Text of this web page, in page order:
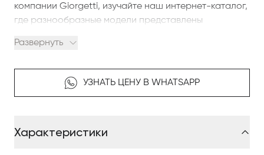
компании Giorgetti, изучайте наш интернет-каталог,
где разнообразные модели представлены
модели и оформляйте заказ.
По вопросам приобретения элитной мебели в
Астане обращайтесь в Antonovych Home.
Развернуть
УЗНАТЬ ЦЕНУ В WHATSAPP
Характеристики